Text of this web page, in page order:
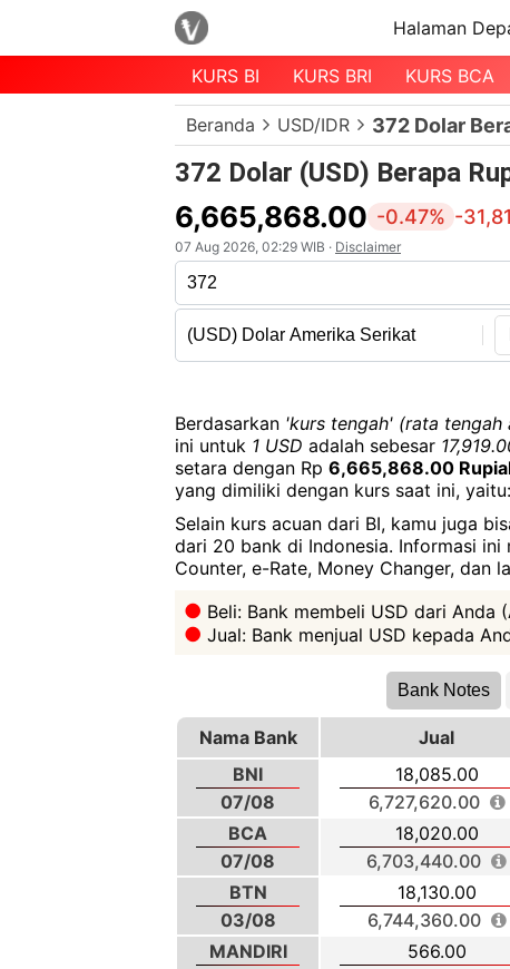
Halaman
Menu
KURS BI KURS BRI KURS BCA
Beranda USD/IDR 372 Dolar
372 Dolar (USD) Berapa
6,665,868.00 -0.47% -
07 Aug 2026, 02:29 WIB · Disclaimer
Berdasarkan 'kurs tengah' (rata tengah
ini untuk 1 USD adalah sebesar
setara dengan Rp 6,665,868.00
yang dimiliki dengan kurs saat ini, yaitu:
Selain kurs acuan dari BI, kamu juga
dari 20 bank di Indonesia. Informasi
Counter, e-Rate, Money Changer, dan
Beli: Bank membeli USD dari Anda
Jual: Bank menjual USD kepada
Bank Notes
Nama Bank Jual
BNI
07/08
18,085.00
6,727,620.00
BCA
07/08
18,020.00
6,703,440.00
BTN
03/08
18,130.00
6,744,360.00
MANDIRI
566.00